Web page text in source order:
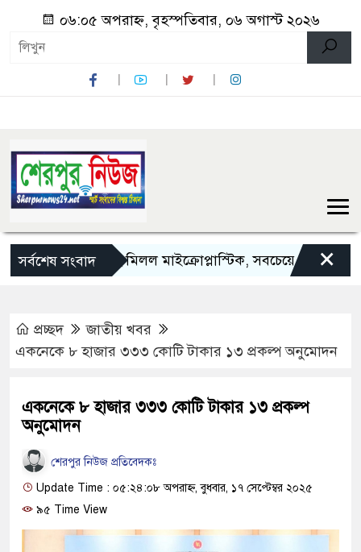
০৬:০৫ অপরাহ্ন, বৃহস্পতিবার, ০৬ অগাস্ট ২০২৬
সর্বশেষ সংবাদ
দেশি মাছে মিলল মাইক্রোপ্লাস্টিক, সবচেয়ে বেশি কই মাছে
×
প্রচ্ছদ
জাতীয় খবর
একনেকে ৮ হাজার ৩৩৩ কোটি টাকার ১৩ প্রকল্প অনুমোদন
একনেকে ৮ হাজার ৩৩৩ কোটি টাকার ১৩ প্রকল্প
অনুমোদন
শেরপুর নিউজ প্রতিবেদকঃ
Update Time : ০৫:২৪:০৮ অপরাহ্ন, বুধবার, ১৭ সেপ্টেম্বর ২০২৫
৯৫ Time View